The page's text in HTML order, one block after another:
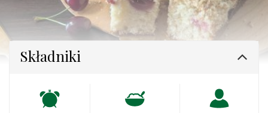
Składniki